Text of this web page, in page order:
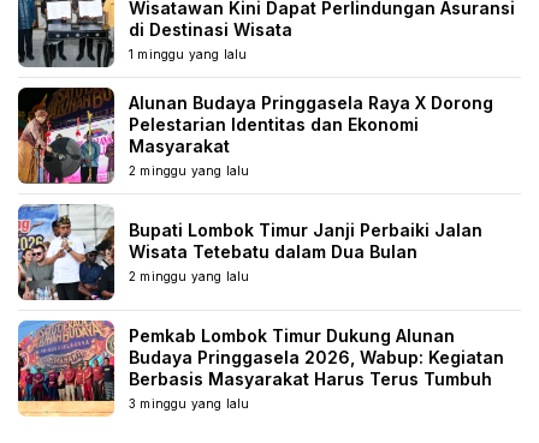
Wisatawan Kini Dapat Perlindungan Asuransi
di Destinasi Wisata
1 minggu yang lalu
Alunan Budaya Pringgasela Raya X Dorong
Pelestarian Identitas dan Ekonomi
Masyarakat
2 minggu yang lalu
Bupati Lombok Timur Janji Perbaiki Jalan
Wisata Tetebatu dalam Dua Bulan
2 minggu yang lalu
Pemkab Lombok Timur Dukung Alunan
Budaya Pringgasela 2026, Wabup: Kegiatan
Berbasis Masyarakat Harus Terus Tumbuh
3 minggu yang lalu